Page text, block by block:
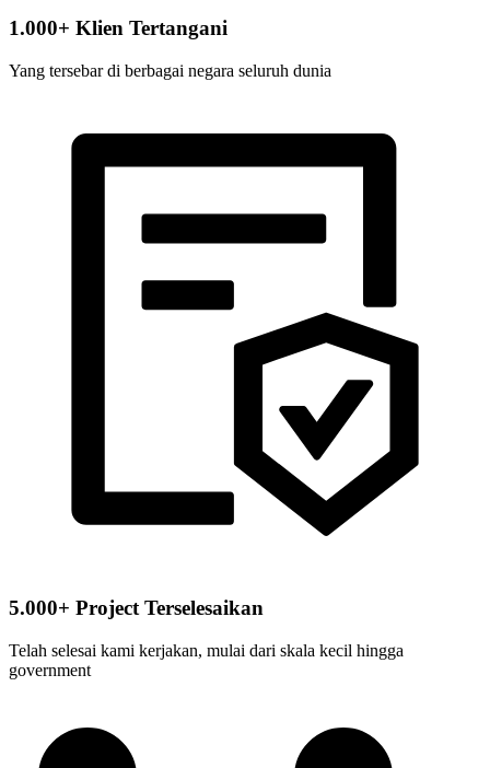
1.000+ Klien Tertangani
Yang tersebar di berbagai negara seluruh dunia
5.000+ Project Terselesaikan
Telah selesai kami kerjakan, mulai dari skala kecil hingga
government